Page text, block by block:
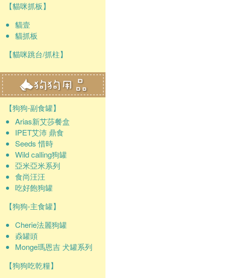
【貓咪抓板】
貓壹
貓抓板
【貓咪跳台/抓柱】
【狗狗-副食罐】
Arias新艾莎餐盒
IPET艾沛 鼎食
Seeds 惜時
Wild calling狗罐
亞米亞米系列
食尚汪汪
吃好飽狗罐
【狗狗-主食罐】
Cherie法麗狗罐
猋罐頭
Monge瑪恩吉 犬罐系列
【狗狗吃乾糧】